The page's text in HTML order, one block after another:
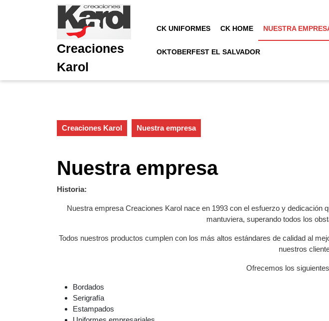
Creaciones
Karol
CK UNIFORMES CK HOME NUESTRA
OKTOBERFEST EL SALVADOR
Creaciones Karol Nuestra empresa
Nuestra empresa
Historia:
Nuestra empresa Creaciones Karol nace en 1993 con el esfuerzo y
mantuviera, superando todos los
Todos nuestros productos cumplen con los más altos estándares de calidad al
nuestros
Ofrecemos los
Bordados
Serigrafía
Estampados